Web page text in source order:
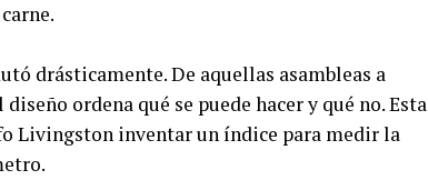
drásticamente. De aquellas asambleas a
ordena qué se puede hacer y qué no. Esta
Livingston inventar un índice para medir la